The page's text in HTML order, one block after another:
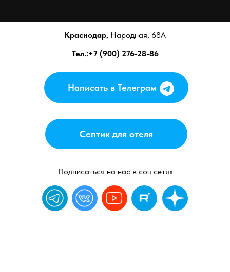
Краснодар, Народная, 68А
Тел.:+7 (900) 276-28-86
Написать в Телеграм
Написать в Телеграм
Септик для отеля
Подписаться на нас в соц сетях